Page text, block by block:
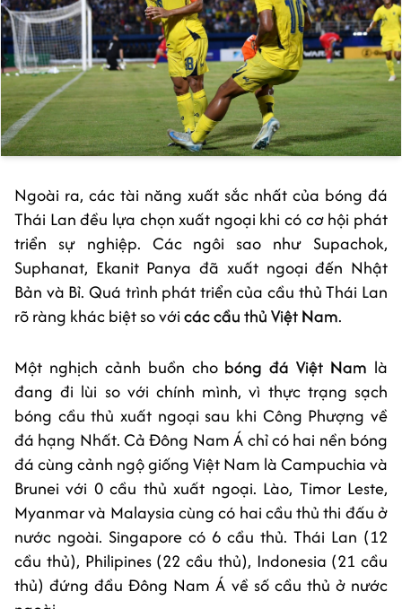
Ngoài ra, các tài năng xuất sắc nhất của bóng đá
Thái Lan đều lựa chọn xuất ngoại khi có cơ hội phát
triển sự nghiệp. Các ngôi sao như Supachok,
Suphanat, Ekanit Panya đã xuất ngoại đến Nhật
Bản và Bỉ. Quá trình phát triển của cầu thủ Thái Lan
rõ ràng khác biệt so vớicác cầu thủ Việt Nam.
Một nghịch cảnh buồn cho bóng đá Việt Nam là
đang đi lùi so với chính mình, vì thực trạng sạch
bóng cầu thủ xuất ngoại sau khi Công Phượng về
đá hạng Nhất. Cả Đông Nam Á chỉ có hai nền bóng
đá cùng cảnh ngộ giống Việt Nam là Campuchia và
Brunei với 0 cầu thủ xuất ngoại. Lào, Timor Leste,
Myanmar và Malaysia cùng có hai cầu thủ thi đấu ở
nước ngoài. Singapore có 6 cầu thủ. Thái Lan (12
cầu thủ), Philipines (22 cầu thủ), Indonesia (21 cầu
thủ) đứng đầu Đông Nam Á về số cầu thủ ở nước